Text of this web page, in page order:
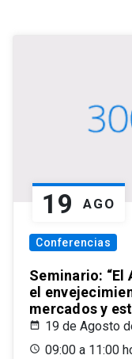
19 AGO
Conferencias
Seminario: “El
el
mercados y
19 de Agosto
09:00 a 11:00